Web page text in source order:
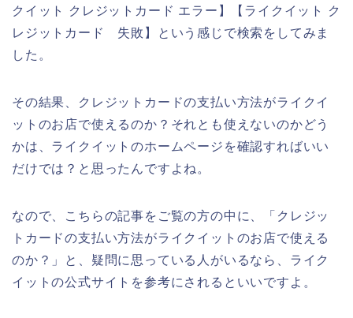
クイット クレジットカード エラー】【ライクイット ク
レジットカード 失敗】という感じで検索をしてみま
した。
その結果、クレジットカードの支払い方法がライクイ
ットのお店で使えるのか？それとも使えないのかどう
かは、ライクイットのホームページを確認すればいい
だけでは？と思ったんですよね。
なので、こちらの記事をご覧の方の中に、「クレジッ
トカードの支払い方法がライクイットのお店で使える
のか？」と、疑問に思っている人がいるなら、ライク
イットの公式サイトを参考にされるといいですよ。